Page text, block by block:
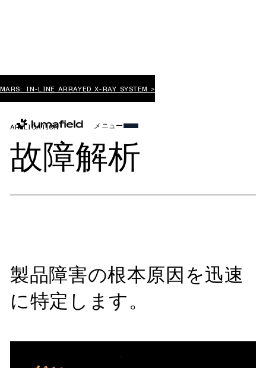
MARS: IN-LINE ARRAYED X-RAY SYSTEM >
メニュー
APPLICATION
故障解析
製品障害の根本原因を迅速
に特定します。